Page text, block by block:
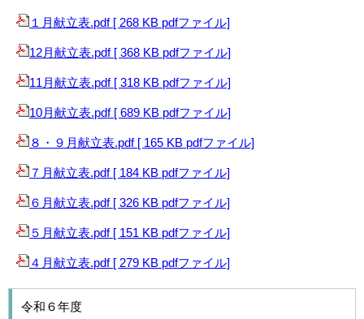
１月献立表.pdf [ 268 KB pdfファイル]
12月献立表.pdf [ 368 KB pdfファイル]
11月献立表.pdf [ 318 KB pdfファイル]
10月献立表.pdf [ 689 KB pdfファイル]
８・９月献立表.pdf [ 165 KB pdfファイル]
７月献立表.pdf [ 184 KB pdfファイル]
６月献立表.pdf [ 326 KB pdfファイル]
５月献立表.pdf [ 151 KB pdfファイル]
４月献立表.pdf [ 279 KB pdfファイル]
令和６年度